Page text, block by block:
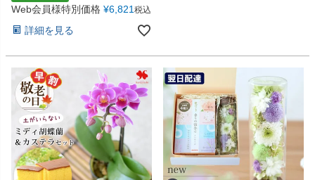
Web会員様特別価格 ¥6,821 税込
詳細を見る